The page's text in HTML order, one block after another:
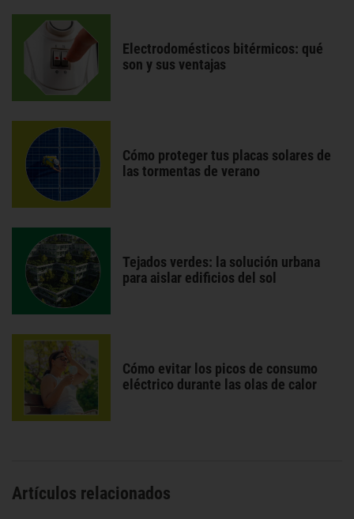
Electrodomésticos bitérmicos: qué
son y sus ventajas
Cómo proteger tus placas solares de
las tormentas de verano
Tejados verdes: la solución urbana
para aislar edificios del sol
Cómo evitar los picos de consumo
eléctrico durante las olas de calor
Artículos relacionados